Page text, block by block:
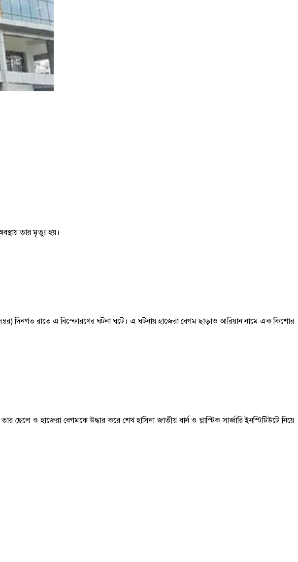
তার মৃত্যু হয়।
দিনগত রাতে এ বিস্ফোরণের ঘটনা ঘটে। এ ঘটনায় হাজেরা বেগম ছাড়াও আরিয়ান নামে এক কিশোর
ও হাজেরা বেগমকে উদ্ধার করে শেখ হাসিনা জাতীয় বার্ন ও প্লাস্টিক সার্জারি ইনস্টিটিউটে নিয়ে